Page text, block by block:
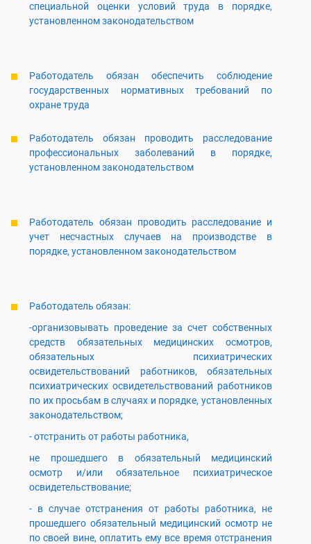
специальной оценки условий труда в порядке,
установленном законодательством
Работодатель обязан обеспечить соблюдение
государственных нормативных требований по
охране труда
Работодатель обязан проводить расследование
профессиональных заболеваний в порядке,
установленном законодательством
Работодатель обязан проводить расследование и
учет несчастных случаев на производстве в
порядке, установленном законодательством
Работодатель обязан:
-организовывать проведение за счет собственных
средств обязательных медицинских осмотров,
обязательных психиатрических
освидетельствований работников, обязательных
психиатрических освидетельствований работников
по их просьбам в случаях и порядке, установленных
законодательством;
- отстранить от работы работника,
не прошедшего в обязательный медицинский
осмотр и/или обязательное психиатрическое
освидетельствование;
- в случае отстранения от работы работника, не
прошедшего обязательный медицинский осмотр не
по своей вине, оплатить ему все время отстранения